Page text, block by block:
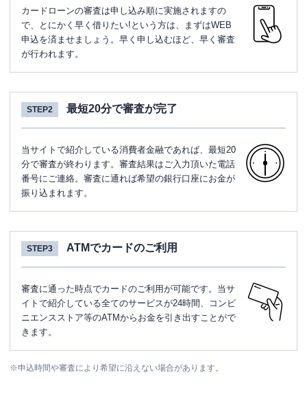
カードローンの審査は申し込み順に実施されますの
で、とにかく早く借りたい!という方は、まずはWEB
申込を済ませましょう。早く申し込むほど、早く審査
が行われます。
STEP2 最短20分で審査が完了
当サイトで紹介している消費者金融であれば、最短20
分で審査が終わります。審査結果はご入力頂いた電話
番号にご連絡。審査に通れば希望の銀行口座にお金が
振り込まれます。
STEP3 ATMでカードのご利用
審査に通った時点でカードのご利用が可能です。当サ
イトで紹介している全てのサービスが24時間、コンビ
ニエンスストア等のATMからお金を引き出すことがで
きます。
※申込時間や審査により希望に沿えない場合があります。